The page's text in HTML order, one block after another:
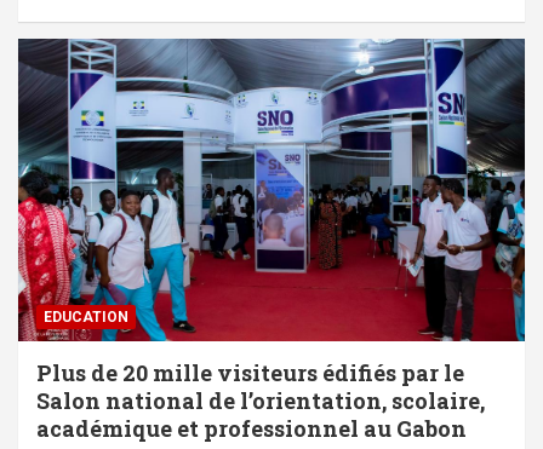
EDUCATION
Plus de 20 mille visiteurs édifiés par le
Salon national de l’orientation, scolaire,
académique et professionnel au Gabon